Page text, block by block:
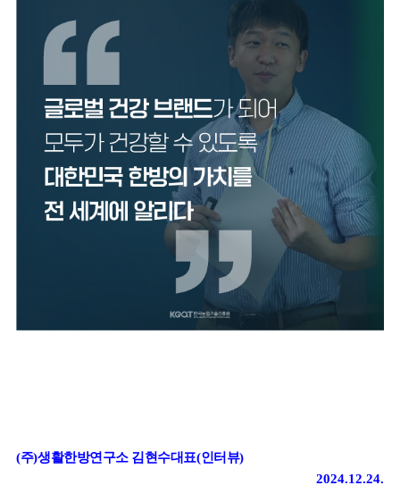
(주)생활한방연구소 김현수대표(인터뷰)
2024.12.24.